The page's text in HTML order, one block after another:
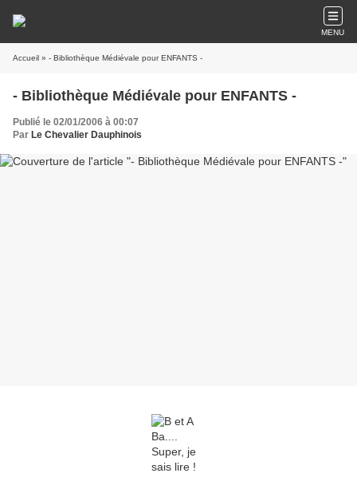
MENU
Accueil » - Bibliothèque Médiévale pour ENFANTS -
- Bibliothèque Médiévale pour ENFANTS -
Publié le 02/01/2006 à 00:07
Par Le Chevalier Dauphinois